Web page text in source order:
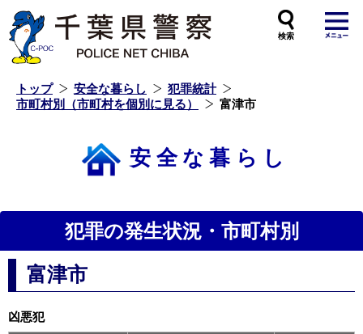
トップ 安全な暮らし
犯罪統計
市町村別（市町村を個別に見る）
富津市
安全な暮らし
犯罪の発生状況・市町村別
富津市
凶悪犯